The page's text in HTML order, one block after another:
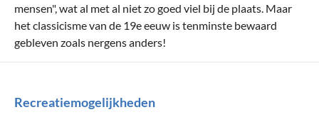
mensen", wat al met al niet zo goed viel bij de plaats. Maar
het classicisme van de 19e eeuw is tenminste bewaard
gebleven zoals nergens anders!
Recreatiemogelijkheden